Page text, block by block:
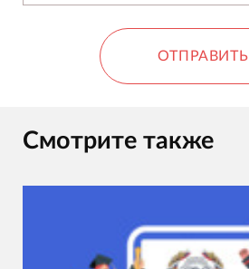
ОТПРАВИТЬ
Смотрите также